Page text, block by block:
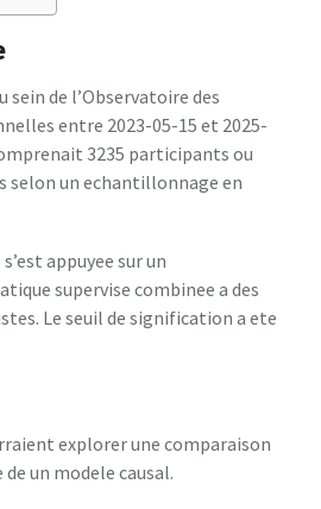
sein de l’Observatoire des
entre 2023-05-15 et 2025-
3235 participants ou
selon un echantillonnage en
appuyee sur un
supervise combinee a des
Le seuil de signification a ete
explorer une comparaison
un modele causal.